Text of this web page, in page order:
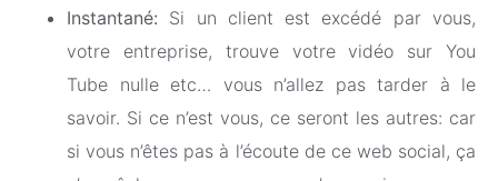
Instantané: Si un client est excédé par vous,
votre entreprise, trouve votre vidéo sur You
Tube nulle etc… vous n’allez pas tarder à le
savoir. Si ce n’est vous, ce seront les autres: car
si vous n’êtes pas à l’écoute de ce web social, ça